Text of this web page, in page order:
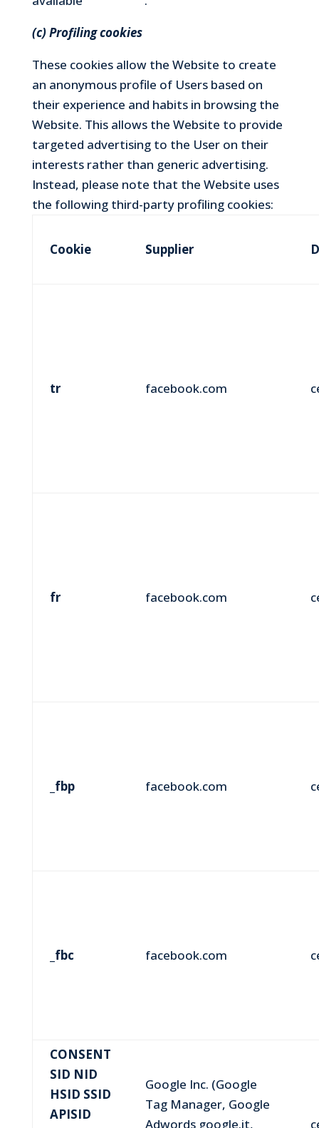
(c) Profiling cookies
These cookies allow the Website to create
an anonymous profile of Users based on
their experience and habits in browsing the
Website. This allows the Website to provide
targeted advertising to the User on their
interests rather than generic advertising.
Instead, please note that the Website uses
the following third-party profiling cookies:
Cookie Supplier
tr facebook.com
fr facebook.com
_fbp facebook.com
_fbc facebook.com
CONSENT
SID NID
HSID SSID
APISID
Google Inc. (Google
Tag Manager, Google
Adwords google.it,